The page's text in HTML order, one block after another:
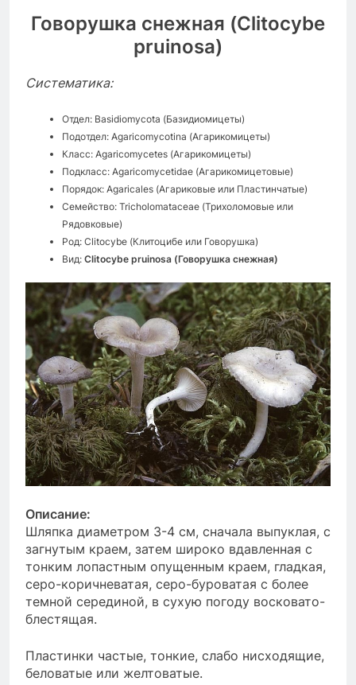
Говорушка снежная (Clitocybe
pruinosa)
Систематика:
Отдел: Basidiomycota (Базидиомицеты)
Подотдел: Agaricomycotina (Агарикомицеты)
Класс: Agaricomycetes (Агарикомицеты)
Подкласс: Agaricomycetidae (Агарикомицетовые)
Порядок: Agaricales (Агариковые или Пластинчатые)
Семейство: Tricholomataceae (Трихоломовые или
Рядовковые)
Род: Clitocybe (Клитоцибе или Говорушка)
Вид: Clitocybe pruinosa (Говорушка снежная)
Описание:
Шляпка диаметром 3-4 см, сначала выпуклая, с
загнутым краем, затем широко вдавленная с
тонким лопастным опущенным краем, гладкая,
серо-коричневатая, серо-буроватая с более
темной серединой, в сухую погоду восковато-
блестящая.
Пластинки частые, тонкие, слабо нисходящие,
беловатые или желтоватые.